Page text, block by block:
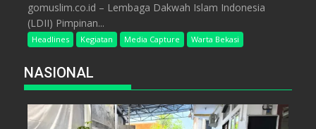
gomuslim.co.id – Lembaga Dakwah Islam Indonesia
(LDII) Pimpinan...
Headlines Kegiatan Media Capture Warta Bekasi
NASIONAL